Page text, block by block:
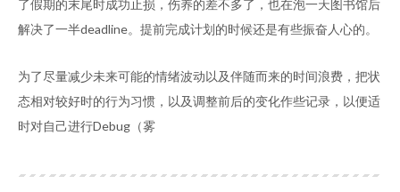
了假期的末尾时成功止损，伤养的差不多了，也在泡一天图书馆后
解决了一半deadline。提前完成计划的时候还是有些振奋人心的。
为了尽量减少未来可能的情绪波动以及伴随而来的时间浪费，把状
态相对较好时的行为习惯，以及调整前后的变化作些记录，以便适
时对自己进行Debug（雾